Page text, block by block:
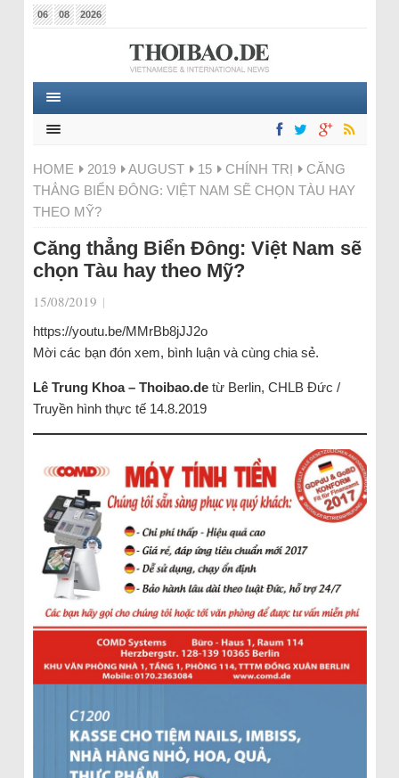
06 08 2026
HOME 2019 AUGUST 15 CHÍNH TRỊ
CĂNG
THẲNG BIỂN ĐÔNG: VIỆT NAM SẼ CHỌN TÀU HAY
THEO MỸ?
Căng thẳng Biển Đông: Việt Nam sẽ
chọn Tàu hay theo Mỹ?
15/08/2019 |
https://youtu.be/MMrBb8jJJ2o
Mời các bạn đón xem, bình luận và cùng chia sẻ.
Lê Trung Khoa – Thoibao.detừ Berlin, CHLB Đức /
Truyền hình thực tế 14.8.2019